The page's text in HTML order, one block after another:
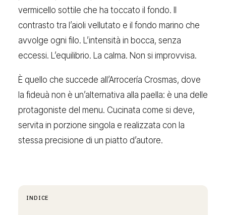
vermicello sottile che ha toccato il fondo. Il
contrasto tra l’aioli vellutato e il fondo marino che
avvolge ogni filo. L’intensità in bocca, senza
eccessi. L’equilibrio. La calma. Non si improvvisa.
È quello che succede all’Arrocería Crosmas, dove
la fideuà non è un’alternativa alla paella: è una delle
protagoniste del menu. Cucinata come si deve,
servita in porzione singola e realizzata con la
stessa precisione di un piatto d’autore.
INDICE